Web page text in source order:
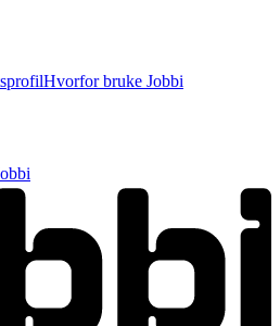
Hvorfor bruke Jobbi